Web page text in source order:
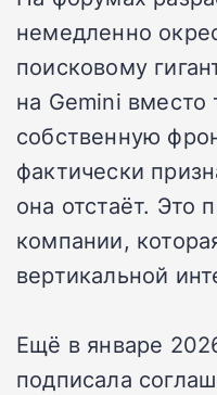
немедленно
поисковому
на Gemini вместо
собственную
фактически
она отстаёт. Это
компании,
вертикальной
Ещё в январе
подписала